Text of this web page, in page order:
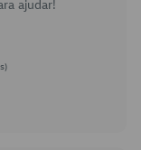
ajudar!